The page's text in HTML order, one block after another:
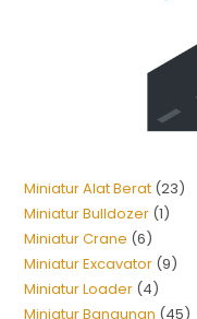
Miniatur Alat Berat 23
Miniatur Bulldozer 1
Miniatur Crane 6
Miniatur Excavator 9
Miniatur Loader 4
Miniatur Bangunan 45